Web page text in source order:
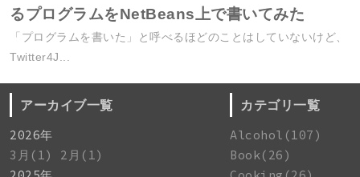
るプログラムをNetBeans上で書いてみた
「プログラムを書いた」と呼べるほどのことはしていないけど、
Twitter4J...
アーカイブ一覧
2026年
3月(1)
2月(1)
カテゴリ一覧
Alcohol(107)
Book(26)